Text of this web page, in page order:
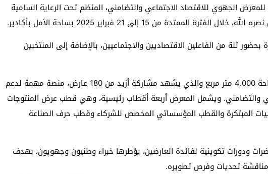
الجهوي للاقتصاد الاجتماعي والتضامني، المنظم تحت الرعاية السامية
من 15 إلى 21 فبراير 2025 بساحة الأمل بأكادير.
ثلة من الفاعلين الاقتصاديين والاجتماعيين، بالإضافة إلى المنتخبين
ويعد هذا المعرض، المقام على مساحة 4.000 متر مربع والذي يشهد مشاركة أزيد من 180 عارض، منصة مهمة لدعم
والتضامني. ويشمل المعرض أربعة أقطاب رئيسية، وهي قطب عرض المنتوجات
المبتكرة والقطب المؤسساتي المخصص للشركاء وقطب حرف الصناعة
ودورات تكوينية لفائدة العارضين، يؤطرها خبراء وطنيون وجهويون، بهدف
تحديات وفرص تطويره.